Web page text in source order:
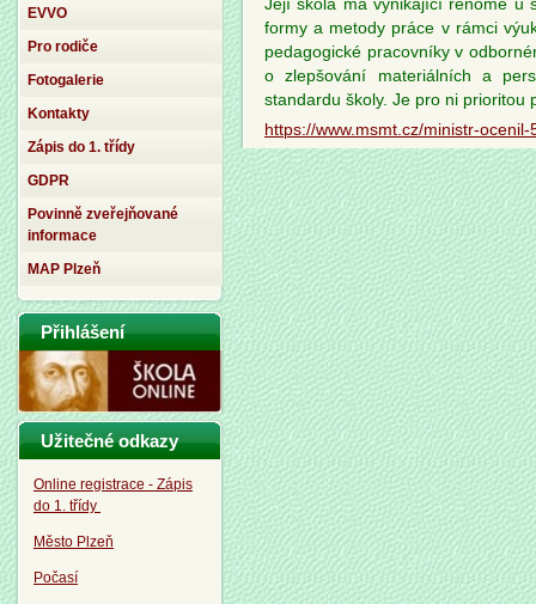
Její škola má vynikající renomé u
formy a metody práce v rámci
pedagogické pracovníky v
o zlepšování materiálních a
standardu školy. Je pro ni prioritou
https://www.msmt.cz/ministr-
EVVO
Pro rodiče
Fotogalerie
Kontakty
Zápis do 1. třídy
GDPR
Povinně zveřejňované
informace
MAP Plzeň
Přihlášení
Užitečné odkazy
Online registrace - Zápis
do 1. třídy
Město Plzeň
Počasí